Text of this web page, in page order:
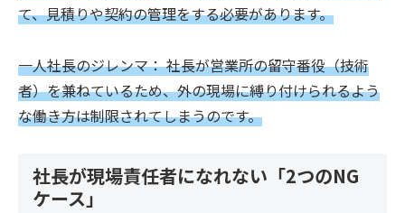
て、見積りや契約の管理をする必要があります。
一人社長のジレンマ： 社長が営業所の留守番役（技術
者）を兼ねているため、外の現場に縛り付けられるよう
な働き方は制限されてしまうのです。
社長が現場責任者になれない「2つのNG
ケース」